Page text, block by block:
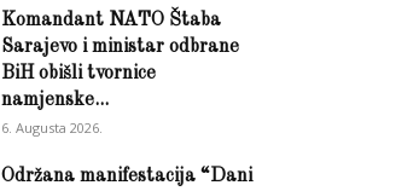
Komandant NATO Štaba
Sarajevo i ministar odbrane
BiH obišli tvornice
namjenske...
6. Augusta 2026.
Održana manifestacija “Dani